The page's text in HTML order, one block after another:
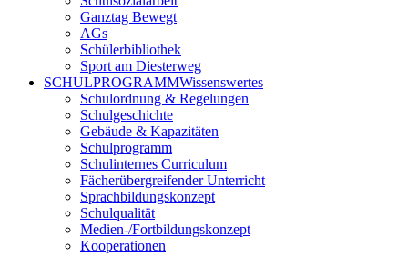
Ganztag Bewegt
AGs
Schülerbibliothek
Sport am Diesterweg
SCHULPROGRAMMWissenswertes
Schulordnung & Regelungen
Schulgeschichte
Gebäude & Kapazitäten
Schulprogramm
Schulinternes Curriculum
Fächerübergreifender Unterricht
Sprachbildungskonzept
Schulqualität
Medien-/Fortbildungskonzept
Kooperationen